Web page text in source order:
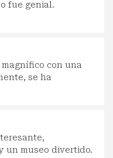
fue genial.
magnífico con una
se ha
un museo divertido.